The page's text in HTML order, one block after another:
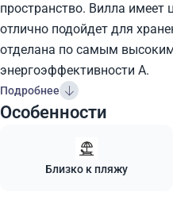
пространство. Вилла
отлично подойдет для
отделана по самым
энергоэффективности А.
Подробнее
Особенности
Близко к пляжу